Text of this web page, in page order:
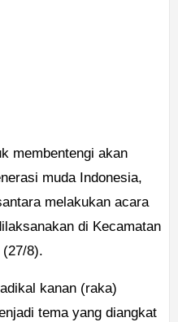
membentengi akan
muda Indonesia,
melakukan acara
di Kecamatan
(27/8).
kanan (raka)
tema yang diangkat